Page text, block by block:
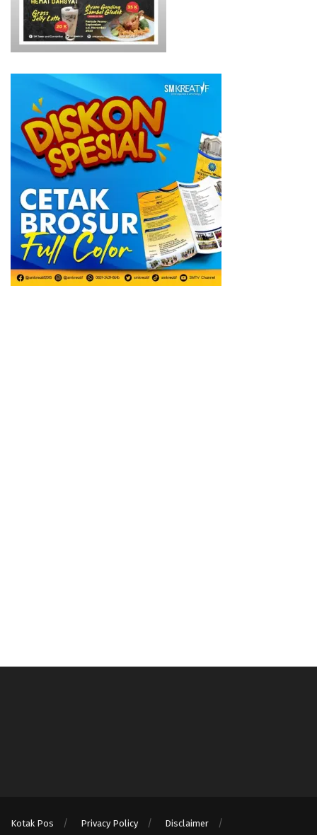
Kotak Pos Privacy Policy
Disclaimer